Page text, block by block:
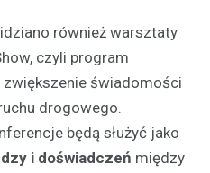
również warsztaty
czyli program
zwiększenie świadomości
drogowego.
będą służyć jako
i doświadczeń między